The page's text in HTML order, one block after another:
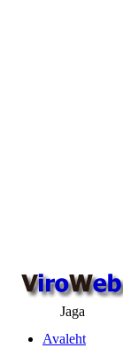
Jaga
Avaleht